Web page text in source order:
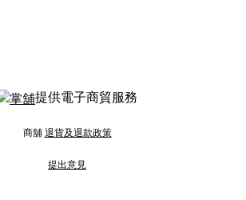
提供電子商貿服務
商舖 退貨及退款政策
提出意見